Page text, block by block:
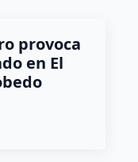
provoca
en El